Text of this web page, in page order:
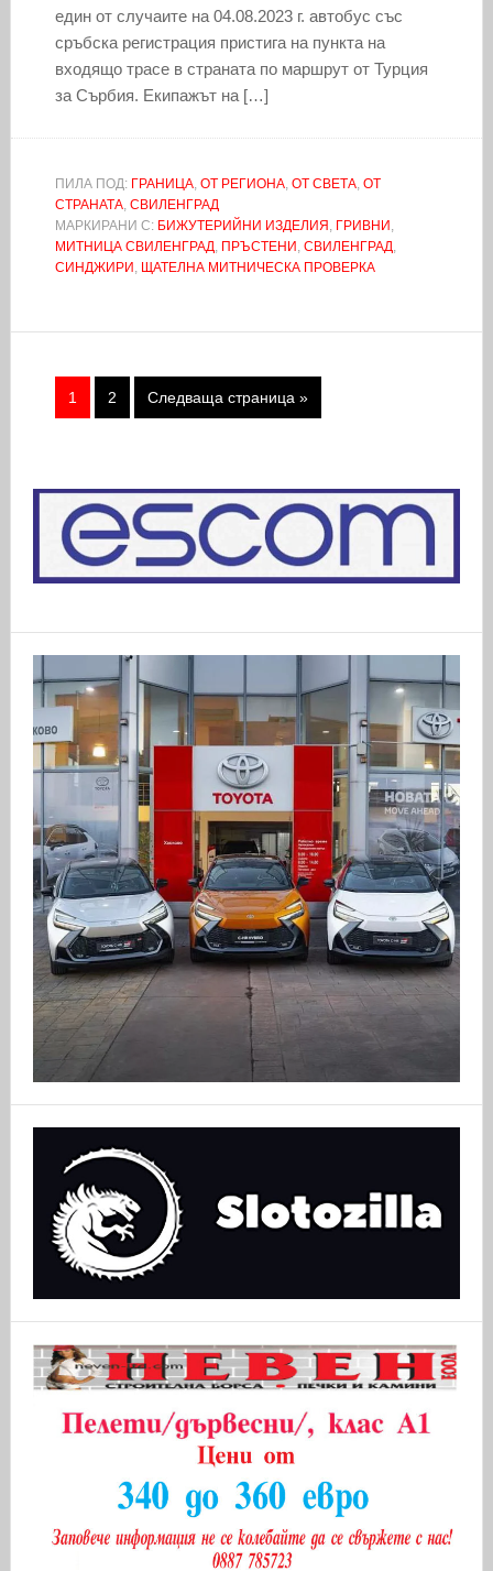
един от случаите на 04.08.2023 г. автобус със
сръбска регистрация пристига на пункта на
входящо трасе в страната по маршрут от Турция
за Сърбия. Екипажът на […]
ПИЛА ПОД: ГРАНИЦА, ОТ РЕГИОНА, ОТ СВЕТА, ОТ
СТРАНАТА, СВИЛЕНГРАД
МАРКИРАНИ С: БИЖУТЕРИЙНИ ИЗДЕЛИЯ , ГРИВНИ ,
МИТНИЦА СВИЛЕНГРАД, ПРЪСТЕНИ , СВИЛЕНГРАД,
СИНДЖИРИ , ЩАТЕЛНА МИТНИЧЕСКА ПРОВЕРКА
1 2 Следваща страница »